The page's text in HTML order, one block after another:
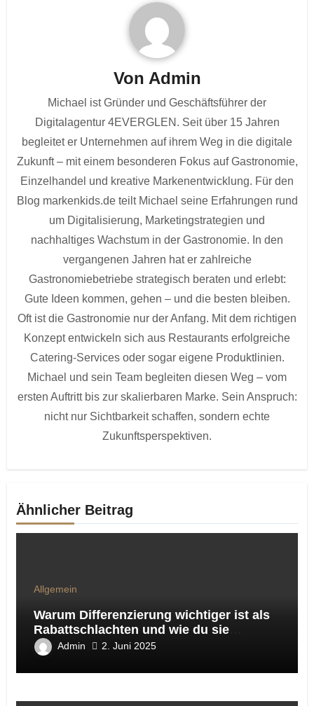
Von Admin
Michael ist Gründer und Geschäftsführer der
Digitalagentur 4EVERGLEN. Seit über 15 Jahren
begleitet er Unternehmen auf ihrem Weg in die digitale
Zukunft – mit einem besonderen Fokus auf Gastronomie,
Einzelhandel und kreative Markenentwicklung. Für den
Blog markenkids.de teilt Michael seine Erfahrungen rund
um Digitalisierung, Marketingstrategien und
nachhaltiges Wachstum in der Gastronomie. In den
vergangenen Jahren hat er zahlreiche
Gastronomiebetriebe strategisch beraten und erlebt:
Gute Ideen kommen, gehen – und die besten bleiben.
Oft ist die Gastronomie nur der Anfang. Mit dem richtigen
Konzept entwickeln sich aus Restaurants erfolgreiche
Catering-Services oder sogar eigene Produktlinien.
Michael und sein Team begleiten diesen Weg – vom
ersten Auftritt bis zur skalierbaren Marke. Sein Anspruch:
nicht nur Sichtbarkeit schaffen, sondern echte
Zukunftsperspektiven.
Ähnlicher Beitrag
Allgemein
Warum Differenzierung wichtiger ist als
Rabattschlachten und wie du sie
praxisnah umsetzt
Admin 2. Juni 2025